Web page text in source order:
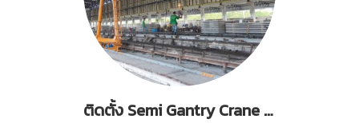
ติดตั้ง Semi Gantry Crane Capacity 3Tons